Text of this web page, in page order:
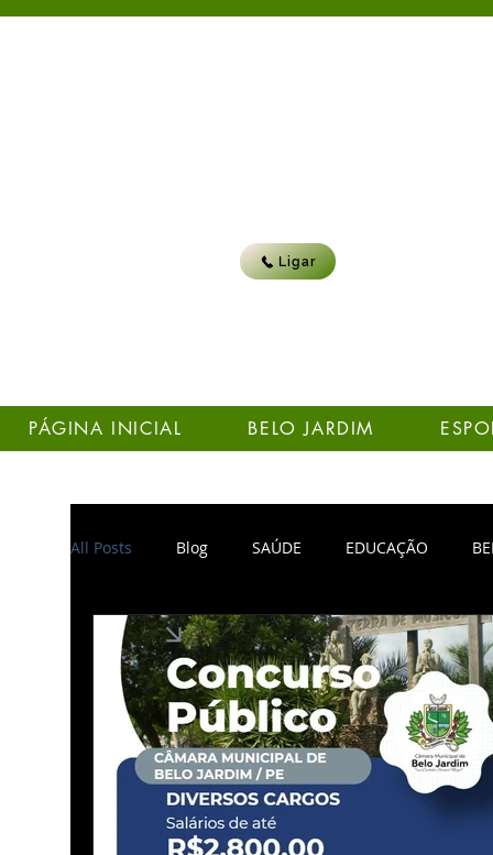
Ligar
PÁGINA INICIAL BELO JARDIM
All Posts Blog SAÚDE EDUCAÇÃO
POLÍTICA ECONOMIA AGRESTE